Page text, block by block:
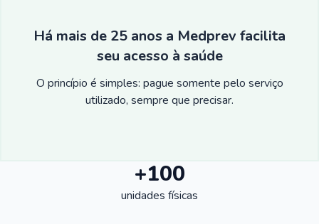
Há mais de 25 anos a Medprev facilita
seu acesso à saúde
O princípio é simples: pague somente pelo serviço
utilizado, sempre que precisar.
+100
unidades físicas